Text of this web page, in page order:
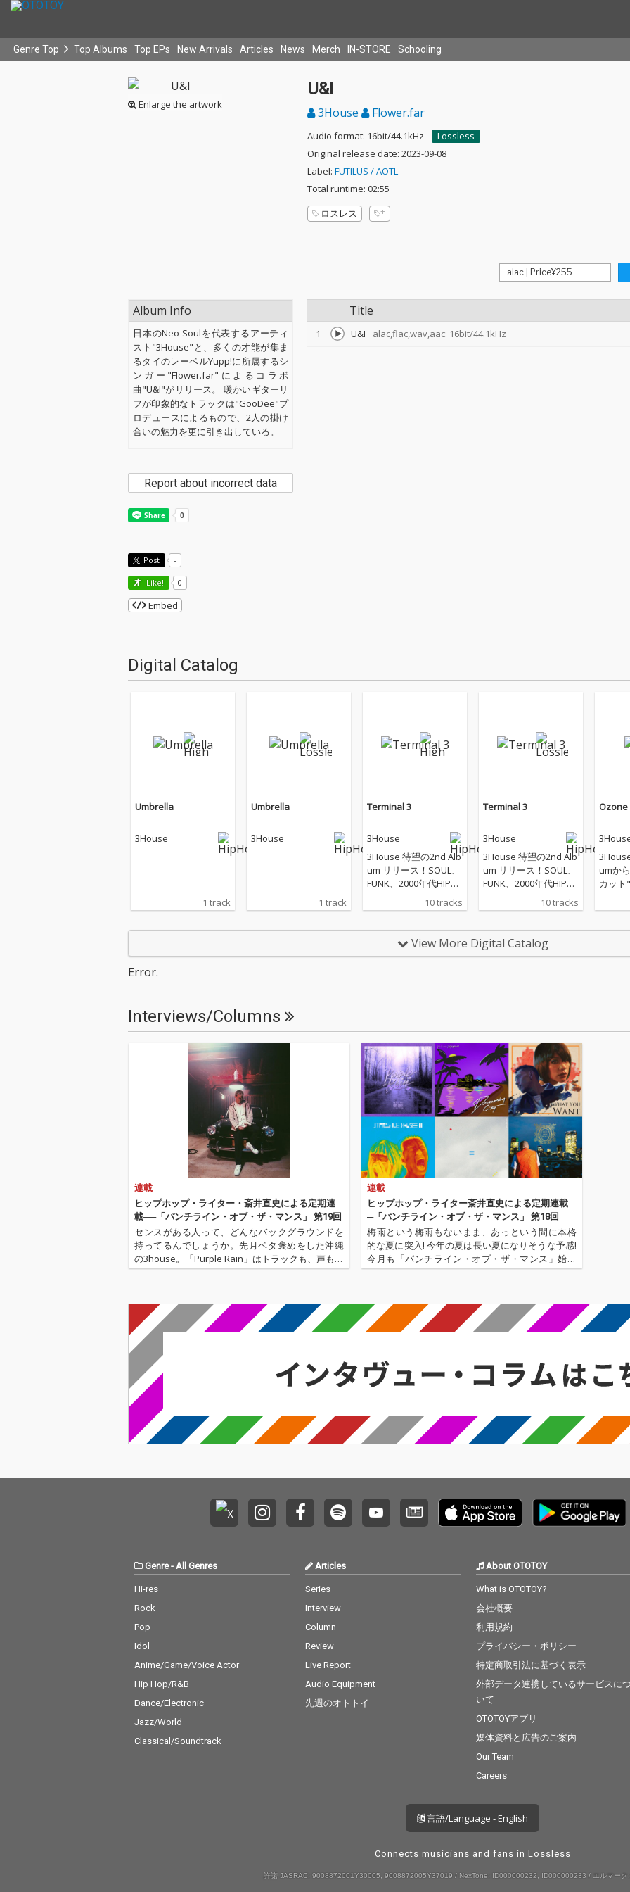
Genre Top Top Albums Top EPs New Arrivals Articles News Merch IN-STORE Schooling
Enlarge the artwork
U&I
3House Flower.far
Audio format: 16bit/44.1kHz
Lossless
Original release date: 2023-09-08
Label: FUTILUS / AOTL
Total runtime: 02:55
ロスレス
Title
1 U&I alac,flac,wav,aac: 16bit/44.1kHz
Album Info
日本のNeo Soulを代表するアーティ
スト"3House"と、多くの才能が集ま
るタイのレーベルYupp!に所属するシ
ンガー"Flower.far"によるコラボ
曲"U&I"がリリース。 暖かいギターリ
フが印象的なトラックは"GooDee"プ
ロデュースによるもので、2人の掛け
合いの魅力を更に引き出している。
Report about incorrect data
Post -
Like! 0
Embed
Digital Catalog
Umbrella
3House
1 track
Umbrella
3House
1 track
Terminal 3
3House
3House 待望の2nd Alb
um リリース！SOUL、
FUNK、2000年代HIPH
OP/R&Bなどからイン
スパイアされた幅広い
による全曲プロデュー
10 tracks
Terminal 3
3House
3House 待望の2nd Alb
um リリース！SOUL、
FUNK、2000年代HIPH
OP/R&Bなどからイン
スパイアされた幅広い
は お馴染みのGooDee
による全曲プロデュー
10 tracks
Ozone
umか
カッ
ュース
View More Digital Catalog
Error.
Interviews/Columns
連載
ヒップホップ・ライター・斎井直史による定期連
載──「パンチライン・オブ・ザ・マンス」 第19回
センスがある人って、どんなバックグラウンドを
持ってるんでしょうか。先月ベタ褒めをした沖縄
の3house。「Purple Rain」はトラックも、声も、
ビデオも、アーティスト情報に至るまでもが控え
連載
ヒップホップ・ライター斎井直史による定期連載─
─「パンチライン・オブ・ザ・マンス」 第18回
梅雨という梅雨もないまま、あっという間に本格
的な夏に突入! 今年の夏は長い夏になりそうな予感!
今月も「パンチライン・オブ・ザ・マンス」始ま
ります! 先月はこの夏のサマソニでの来日も控え、
Genre- All Genres
Hi-res
Rock
Pop
Idol
Anime/Game/Voice Actor
Hip Hop/R&B
Dance/Electronic
Jazz/World
Classical/Soundtrack
Articles
Series
Interview
Column
Review
Live Report
Audio Equipment
先週のオトトイ
About OTOTOY
What is OTOTOY?
会社概要
利用規約
プライバシー・ポリシー
特定商取引法に基づく表示
外部データ連携しているサービスにつ
いて
OTOTOYアプリ
媒体資料と広告のご案内
Our Team
Careers
言語/Language - English
Connects musicians and fans in Lossless
許諾 JASRAC: 9008872001Y30005, 9008872005Y37019 / NexTone: ID000000232, ID000000233 / エルマーク